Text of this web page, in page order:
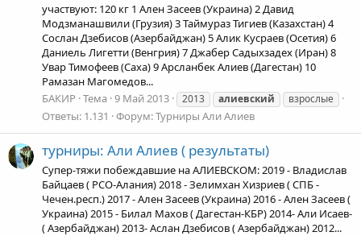
участвуют: 120 кг 1 Ален Засеев (Украина) 2 Давид
Модзманашвили (Грузия) 3 Таймураз Тигиев (Казахстан) 4
Сослан Дзебисов (Азербайджан) 5 Алик Кусраев (Осетия) 6
Даниель Лигетти (Венгрия) 7 Джабер Садыхзадех (Иран) 8
Увар Тимофеев (Саха) 9 Арсланбек Алиев (Дагестан) 10
Рамазан Магомедов...
БАКИР Тема 9 Май 2013 2013 алиевский взрослые
Ответы: 1.131 Форум:Турниры Али Алиев
турниры: Али Алиев ( результаты)
Супер-тяжи побеждавшие на АЛИЕВСКОМ: 2019 - Владислав
Байцаев ( РСО-Алания) 2018 - Зелимхан Хизриев ( СПБ -
Чечен.респ.) 2017 - Ален Засеев (Украина) 2016 - Ален Засеев (
Украина) 2015 - Билал Махов ( Дагестан-КБР) 2014- Али Исаев-
( Азербайджан) 2013- Аслан Дзебисов ( Азербайджан) 2012...